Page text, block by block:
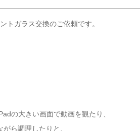
トガラス交換のご依頼です。
の大きい画面で動画を観たり、
ら調理したりと、